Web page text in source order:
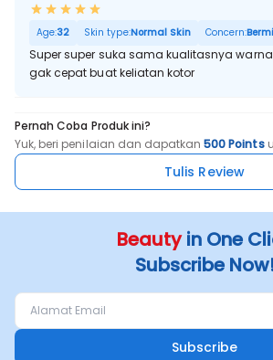
Age:32 Skin type:Normal Skin Concern:
Super super suka sama kualitasnya
gak cepat buat keliatan kotor
Pernah Coba Produk ini?
Yuk, beri penilaian dan dapatkan500 Points
Tulis Review
Beautyin One
Subscribe
Subscribe